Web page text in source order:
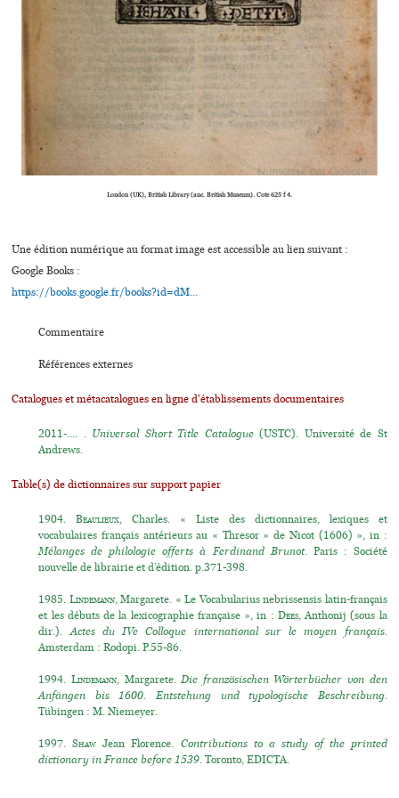
London (UK), British Library (anc. British Museum). Cote 625 f 4.
Une édition numérique au format image est accessible au lien suivant :
Google Books :
https://books.google.fr/books?id=dM...
Commentaire
Références externes
Catalogues et métacatalogues en ligne d'établissements documentaires
2011-.... . Universal Short Title Catalogue(USTC). Université de St
Andrews.
Table(s) de dictionnaires sur support papier
1904.Beaulieux, Charles. « Liste des dictionnaires, lexiques et
vocabulaires français antérieurs au « Thresor » de Nicot (1606) », in :
Mélanges de philologie offerts à Ferdinand Brunot. Paris : Société
nouvelle de librairie et d’édition. p.371-398.
1985. Lindemann, Margarete. « Le Vocabularius nebrissensis latin-français
et les débuts de la lexicographie française », in : Dees, Anthonij (sous la
dir.).Actes du IVe Colloque international sur le moyen français.
Amsterdam : Rodopi. P.55-86.
1994.Lindemann, Margarete.Die französischen Wörterbücher von den
Anfängen bis 1600. Entstehung und typologische Beschreibung.
Tübingen : M. Niemeyer.
1997.Shaw Jean Florence. Contributions to a study of the printed
dictionary in France before 1539. Toronto, EDICTA.